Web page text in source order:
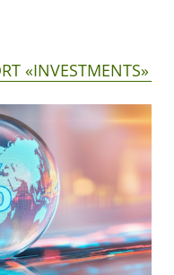
«INVESTMENTS»